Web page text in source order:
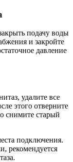
подачу воды
и закройте
давление
удалите все
этого отверните
снимите старый
подключения.
рекомендуется